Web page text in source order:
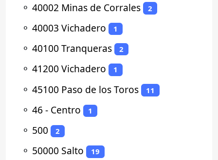
⚬ 40002 Minas de Corrales 2
⚬ 40003 Vichadero 1
⚬ 40100 Tranqueras 2
⚬ 41200 Vichadero 1
⚬ 45100 Paso de los Toros 11
⚬ 46 - Centro 1
⚬ 500 2
⚬ 50000 Salto 19